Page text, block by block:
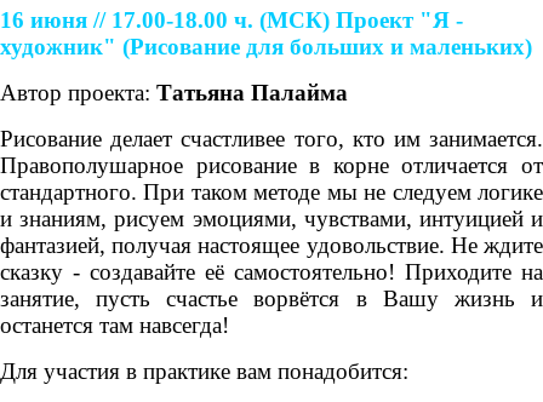
16 июня // 17.00-18.00 ч. (МСК) Проект "Я -
художник" (Рисование для больших и маленьких)
Автор проекта: Татьяна Палайма
Рисование делает счастливее того, кто им занимается.
Правополушарное рисование в корне отличается от
стандартного. При таком методе мы не следуем логике
и знаниям, рисуем эмоциями, чувствами, интуицией и
фантазией, получая настоящее удовольствие. Не ждите
сказку - создавайте её самостоятельно! Приходите на
занятие, пусть счастье ворвётся в Вашу жизнь и
останется там навсегда!
Для участия в практике вам понадобится: